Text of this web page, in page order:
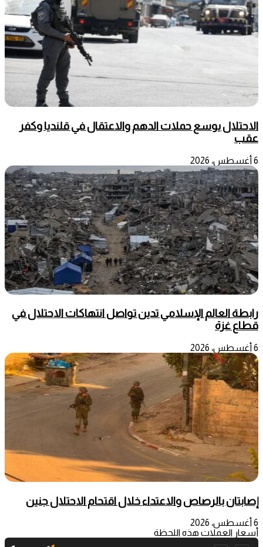
الاحتلال يوسع حملات الدهم والاعتقال في قلنديا وكفر
عقب
6 أغسطس، 2026
رابطة العالم الإسلامي تدين تواصل انتهاكات الاحتلال في
قطاع غزة
6 أغسطس، 2026
إصابتان بالرصاص والاعتداء خلال اقتحام الاحتلال جنين
6 أغسطس، 2026
أسعار العملات هذه اللحظة